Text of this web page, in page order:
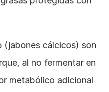
(jabones cálcicos) son
al no fermentar en
metabólico adicional